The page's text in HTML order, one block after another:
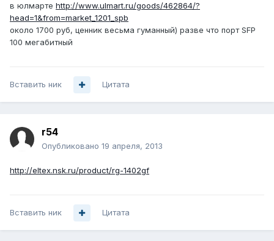
в юлмарте http://www.ulmart.ru/goods/462864/?
head=1&from=market_1201_spb
около 1700 руб, ценник весьма гуманный) разве что порт SFP
100 мегабитный
Вставить ник Цитата
r54
Опубликовано 19 апреля, 2013
http://eltex.nsk.ru/product/rg-1402gf
Вставить ник Цитата